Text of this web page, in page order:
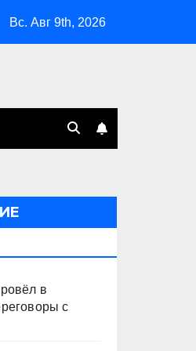
горят НПЗ
Вс. Авг 9th, 2026
в
с